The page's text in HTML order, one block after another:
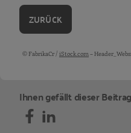
ZURÜCK
Bildquellen und
© FabrikaCr / iStock.com–
Ihnen gefällt dieser